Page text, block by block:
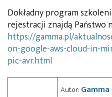
Dokładny program
rejestracji znajdą Państwo
https://gamma.pl/
on-google-aws-cloud-in-
pic-avr.html
Autor: Gamma